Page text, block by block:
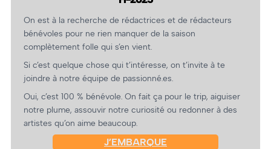
On est à la recherche de rédactrices et de rédacteurs
bénévoles pour ne rien manquer de la saison
complètement folle qui s’en vient.
Si c’est quelque chose qui t’intéresse, on t’invite à te
joindre à notre équipe de passionné.es.
Oui, c’est 100 % bénévole. On fait ça pour le trip, aiguiser
notre plume, assouvir notre curiosité ou redonner à des
artistes qu’on aime beaucoup.
J’EMBARQUE